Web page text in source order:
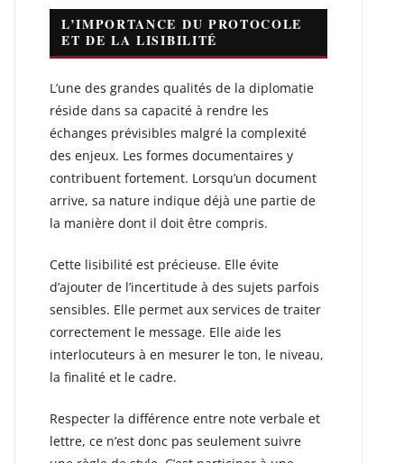
L’IMPORTANCE DU PROTOCOLE
ET DE LA LISIBILITÉ
L’une des grandes qualités de la diplomatie
réside dans sa capacité à rendre les
échanges prévisibles malgré la complexité
des enjeux. Les formes documentaires y
contribuent fortement. Lorsqu’un document
arrive, sa nature indique déjà une partie de
la manière dont il doit être compris.
Cette lisibilité est précieuse. Elle évite
d’ajouter de l’incertitude à des sujets parfois
sensibles. Elle permet aux services de traiter
correctement le message. Elle aide les
interlocuteurs à en mesurer le ton, le niveau,
la finalité et le cadre.
Respecter la différence entre note verbale et
lettre, ce n’est donc pas seulement suivre